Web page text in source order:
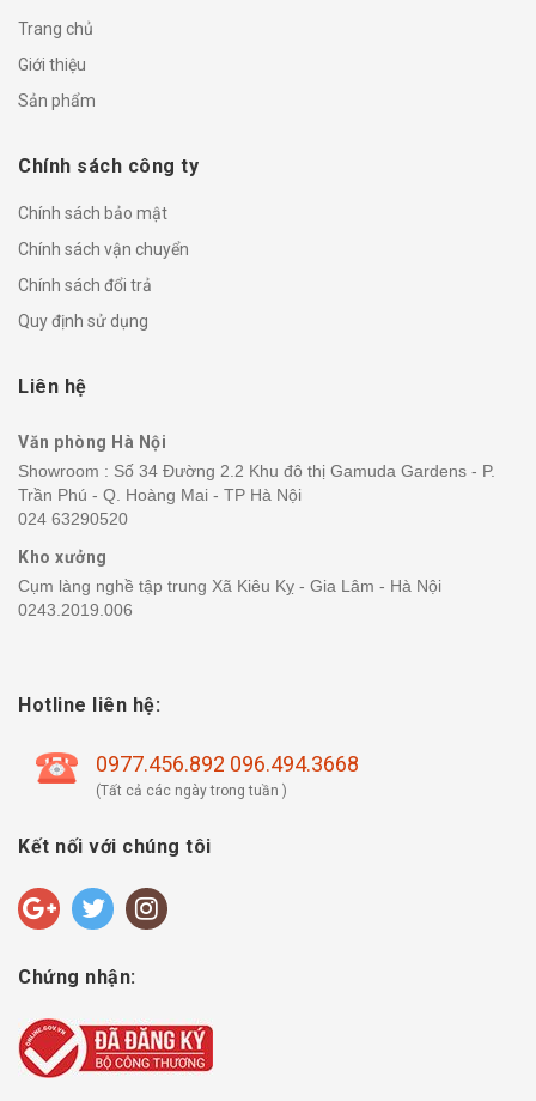
Trang chủ
Giới thiệu
Sản phẩm
Chính sách công ty
Chính sách bảo mật
Chính sách vận chuyển
Chính sách đổi trả
Quy định sử dụng
Liên hệ
Văn phòng Hà Nội
Showroom : Số 34 Đường 2.2 Khu đô thị Gamuda Gardens - P.
Trần Phú - Q. Hoàng Mai - TP Hà Nội
024 63290520
Kho xưởng
Cụm làng nghề tập trung Xã Kiêu Kỵ - Gia Lâm - Hà Nội
0243.2019.006
Hotline liên hệ:
0977.456.892 096.494.3668
(Tất cả các ngày trong tuần )
Kết nối với chúng tôi
Chứng nhận: